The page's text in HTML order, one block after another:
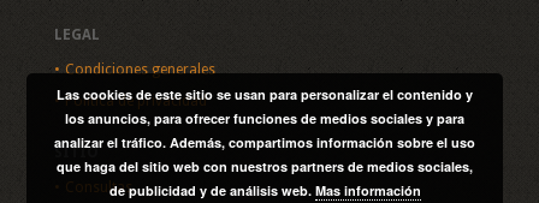
LEGAL
Condiciones generales
Política de privacidad
SITIO
Consultas
Las cookies de este sitio se usan para personalizar el contenido y
los anuncios, para ofrecer funciones de medios sociales y para
analizar el tráfico. Además, compartimos información sobre el uso
que haga del sitio web con nuestros partners de medios sociales,
de publicidad y de análisis web. Mas información